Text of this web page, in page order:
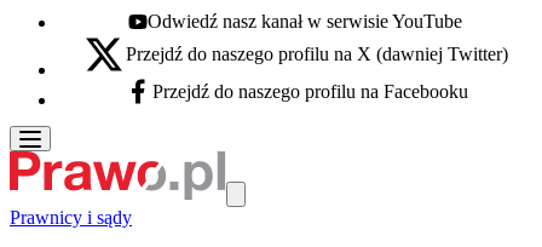
Youtube - otwiera się w nowej karcie
Odwiedź nasz kanał w serwisie YouTube
X - otwiera się w nowej karcie
Przejdź do naszego profilu na X (dawniej Twitter)
Facebook - otwiera się w nowej karcie
Przejdź do naszego profilu na Facebooku
Prawnicy i sądy